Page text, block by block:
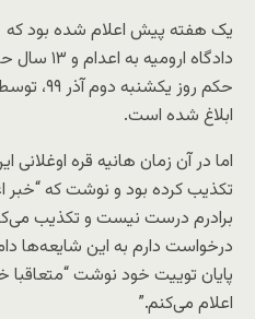
یک هفته پیش اعلام شده بود که
دادگاه
حکم روز
ابلاغ شده است.
اما در آن زمان هانیه قره اوغلانی
تکذیب کرده بود و نوشت که “خبر
برادرم درست نیست و تکذیب
درخواست دارم به این شایعه‌ها
پایان توییت خود نوشت “متعاقبا
اعلام می‌کنم.”